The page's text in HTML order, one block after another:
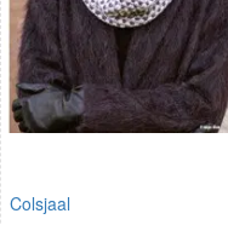
Colsjaal